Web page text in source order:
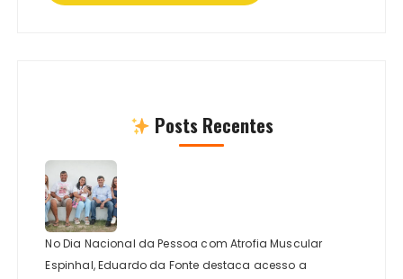
Posts Recentes
No Dia Nacional da Pessoa com Atrofia Muscular
Espinhal, Eduardo da Fonte destaca acesso a